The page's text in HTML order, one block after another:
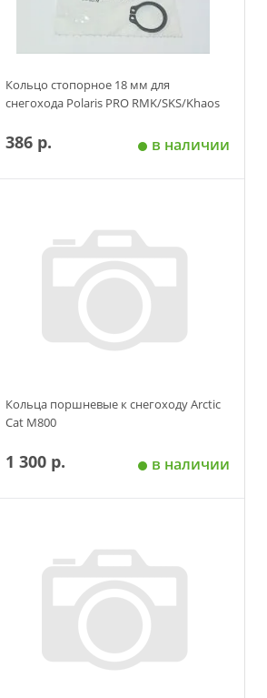
Кольцо стопорное 18 мм для
снегохода Polaris PRO RMK/SKS/Khaos
386 р. в наличии
Кольца поршневые к снегоходу Аrctic
Сat M800
1 300 р. в наличии